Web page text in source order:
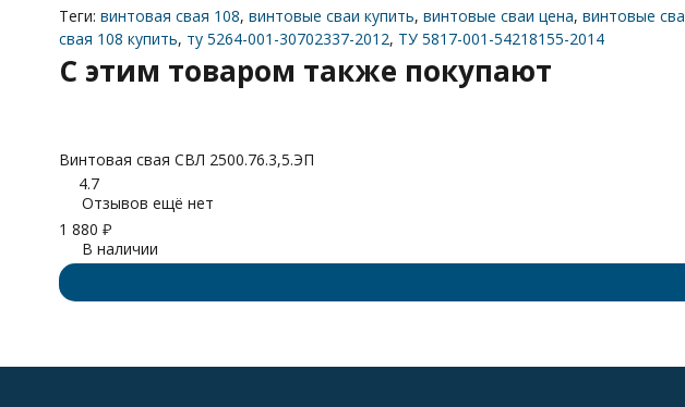
Теги: винтовая свая 108, винтовые сваи купить, винтовые сваи цена, винтовые
свая 108 купить, ту 5264-001-30702337-2012, ТУ 5817-001-54218155-2014
C этим товаром также покупают
Винтовая свая СВЛ 2500.76.3,5.ЭП
4.7
Отзывов ещё нет
1 880 ₽
В наличии